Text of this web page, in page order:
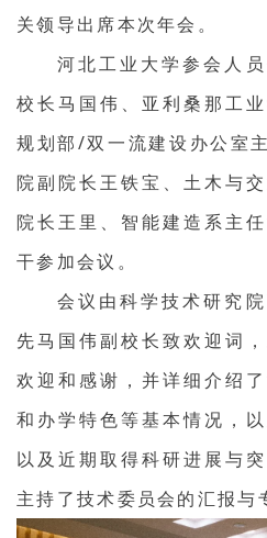
关领导出席本次年会。
河北工业大学参会人
校长马国伟、亚利桑那工
规划部/双一流建设办公室
院副院长王铁宝、土木与
院长王里、智能建造系主
干参加会议。
会议由科学技术研究
先马国伟副校长致欢迎词
欢迎和感谢，并详细介绍
和办学特色等基本情况，
以及近期取得科研进展与
主持了技术委员会的汇报与